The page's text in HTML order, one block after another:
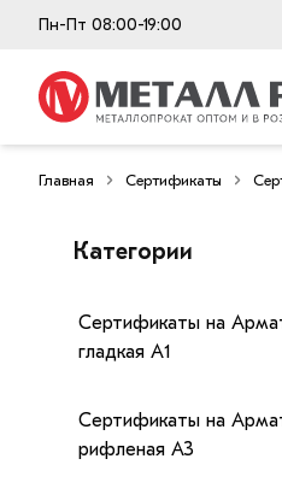
Пн-Пт 08:00-19:00
Главная Сертификаты
Категории
Сертификаты на
гладкая А1
Сертификаты на
рифленая А3